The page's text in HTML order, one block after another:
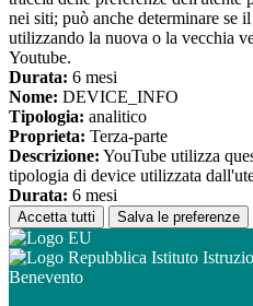
nei siti; può anche determinare se
utilizzando la nuova o la vecchia
Youtube.
Durata: 6 mesi
Nome: DEVICE_INFO
Tipologia: analitico
Proprieta: Terza-parte
Descrizione: YouTube utilizza
tipologia di device utilizzata
Durata: 6 mesi
Accetta tutti Salva le preferenze
Istituto
Benevento